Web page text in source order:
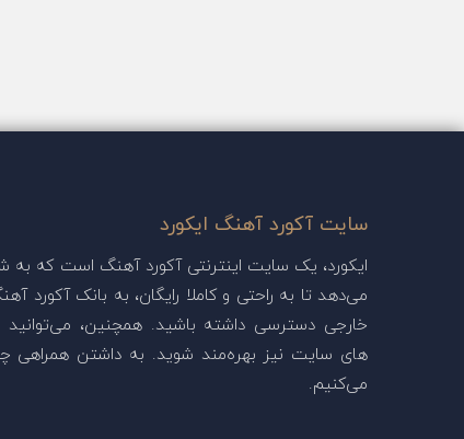
سایت آکورد آهنگ ایکورد
ایکورد، یک سایت اینترنتی آکورد آهنگ است که به
می‌دهد تا به راحتی و کاملا رایگان، به بانک آکورد
خارجی دسترسی داشته باشید. همچنین، می‌توانید
های سایت نیز بهره‌مند شوید. به داشتن همراهی
می‌کنیم.